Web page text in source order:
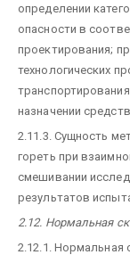
определении
опасности в
проектирования;
технологических
назначении
2.11.3. Сущность
гореть при
смешивании
результатов
2.12. Нормальная
2.12.1. Нормальная